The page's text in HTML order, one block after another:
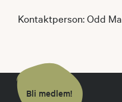
Kontaktperson: Odd
Bli medlem!